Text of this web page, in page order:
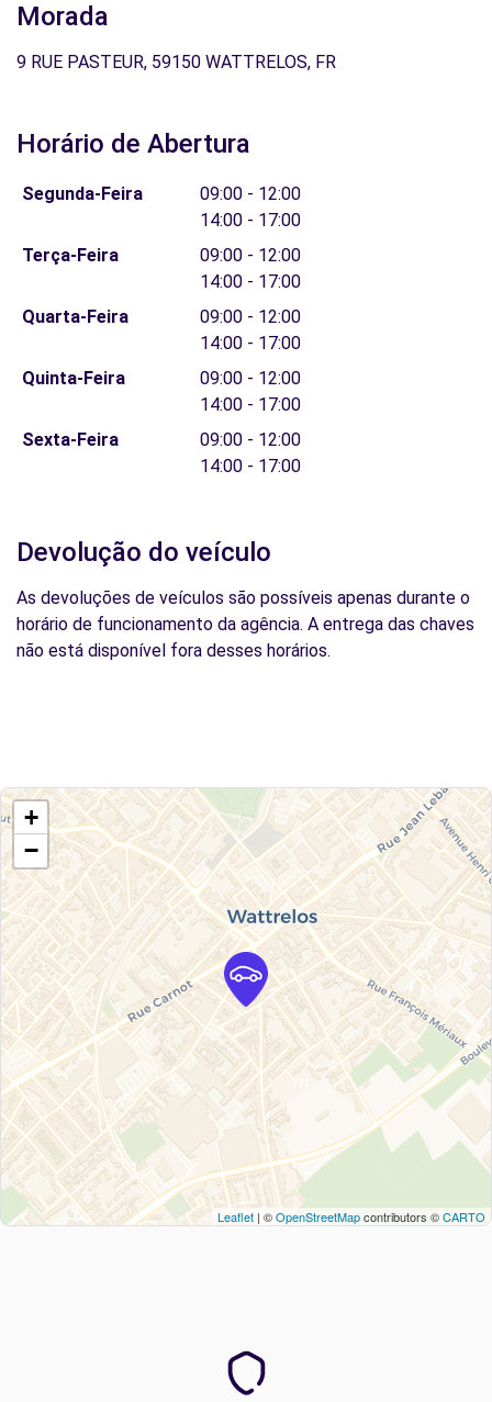
Morada
9 RUE PASTEUR, 59150 WATTRELOS, FR
Horário de Abertura
Segunda-Feira
09:00 - 12:00
14:00 - 17:00
Terça-Feira
09:00 - 12:00
14:00 - 17:00
Quarta-Feira
09:00 - 12:00
14:00 - 17:00
Quinta-Feira
09:00 - 12:00
14:00 - 17:00
Sexta-Feira
09:00 - 12:00
14:00 - 17:00
Devolução do veículo
As devoluções de veículos são possíveis apenas durante o
horário de funcionamento da agência. A entrega das chaves
não está disponível fora desses horários.
+
−
Leaflet | ©OpenStreetMapcontributors ©CARTO